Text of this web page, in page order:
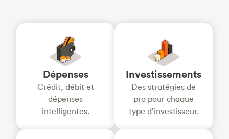
Dépenses
Crédit, débit et
dépenses
intelligentes.
Investissements
Des stratégies de
pro pour chaque
type d’investisseur.